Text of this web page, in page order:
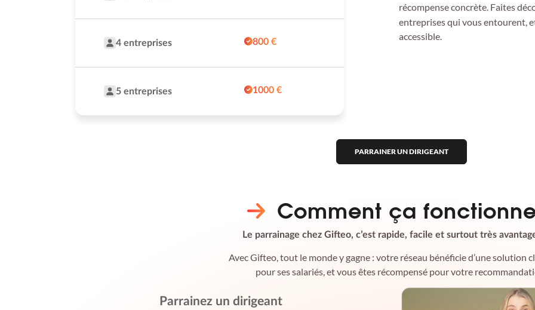
4 entreprises 800 €
5 entreprises 1000 €
récompense concrète. Faites
entreprises qui vous entourent,
accessible.
PARRAINER UN DIRIGEANT
Comment ça
Le parrainage chez Gifteo, c’est rapide, facile et surtout très
Avec Gifteo, tout le monde y gagne : votre réseau bénéficie d’une solution
pour ses salariés, et vous êtes récompensé pour votre
Parrainez un dirigeant